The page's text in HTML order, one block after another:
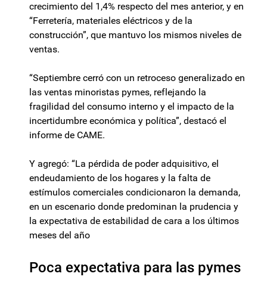
crecimiento del 1,4% respecto del mes anterior, y en
“Ferretería, materiales eléctricos y de la
construcción”, que mantuvo los mismos niveles de
ventas.
“Septiembre cerró con un retroceso generalizado en
las ventas minoristas pymes, reflejando la
fragilidad del consumo interno y el impacto de la
incertidumbre económica y política”, destacó el
informe de CAME.
Y agregó: “La pérdida de poder adquisitivo, el
endeudamiento de los hogares y la falta de
estímulos comerciales condicionaron la demanda,
en un escenario donde predominan la prudencia y
la expectativa de estabilidad de cara a los últimos
meses del año
Poca expectativa para las pymes